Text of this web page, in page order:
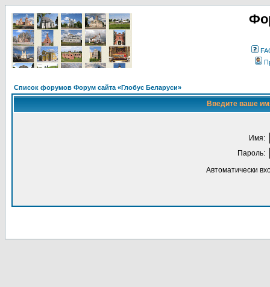
Список форумов Форум сайта «Глобус Беларуси»
Введите ваше
Имя:
Пароль:
Автоматически